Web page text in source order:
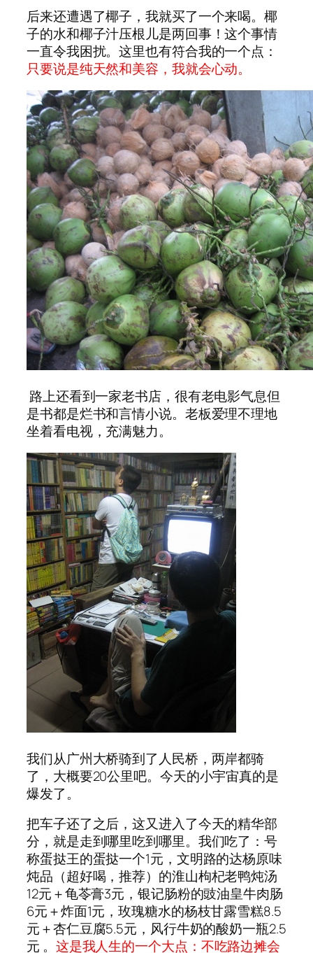
后来还遭遇了椰子，我就买了一个来喝。椰
子的水和椰子汁压根儿是两回事！这个事情
一直令我困扰。这里也有符合我的一个点：
只要说是纯天然和美容，我就会心动。
路上还看到一家老书店，很有老电影气息但
是书都是烂书和言情小说。老板爱理不理地
坐着看电视，充满魅力。
我们从广州大桥骑到了人民桥，两岸都骑
了，大概要20公里吧。今天的小宇宙真的是
爆发了。
把车子还了之后，这又进入了今天的精华部
分，就是走到哪里吃到哪里。我们吃了：号
称蛋挞王的蛋挞一个1元，文明路的达杨原味
炖品（超好喝，推荐）的淮山枸杞老鸭炖汤
12元＋龟苓膏3元，银记肠粉的豉油皇牛肉肠
6元＋炸面1元，玫瑰糖水的杨枝甘露雪糕8.5
元＋杏仁豆腐5.5元，风行牛奶的酸奶一瓶2.5
元 。 这是我人生的一个大点：不吃路边摊会